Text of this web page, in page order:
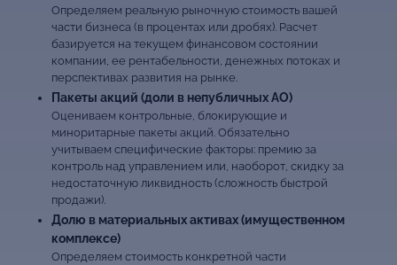
Определяем реальную рыночную стоимость вашей
части бизнеса (в процентах или дробях). Расчет
базируется на текущем финансовом состоянии
компании, ее рентабельности, денежных потоках и
перспективах развития на рынке.
Пакеты акций (доли в непубличных АО)
Оцениваем контрольные, блокирующие и
миноритарные пакеты акций. Обязательно
учитываем специфические факторы: премию за
контроль над управлением или, наоборот, скидку за
недостаточную ликвидность (сложность быстрой
продажи).
Долю в материальных активах (имущественном
комплексе)
Определяем стоимость конкретной части